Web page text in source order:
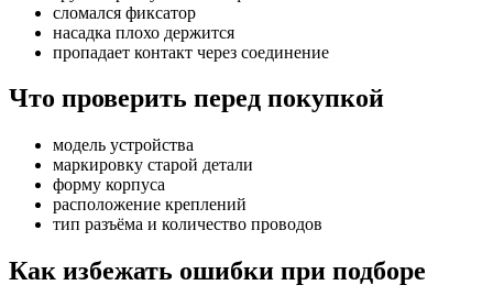
сломался фиксатор
насадка плохо держится
пропадает контакт через соединение
Что проверить перед покупкой
модель устройства
маркировку старой детали
форму корпуса
расположение креплений
тип разъёма и количество проводов
Как избежать ошибки при подборе